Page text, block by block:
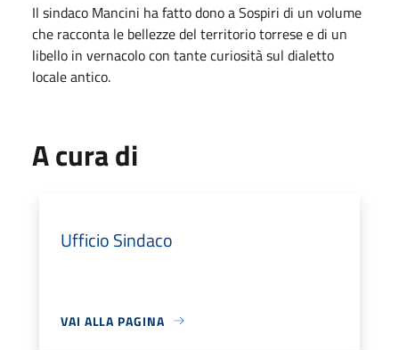
Il sindaco Mancini ha fatto dono a Sospiri di un volume
che racconta le bellezze del territorio torrese e di un
libello in vernacolo con tante curiosità sul dialetto
locale antico.
A cura di
Ufficio Sindaco
VAI ALLA PAGINA